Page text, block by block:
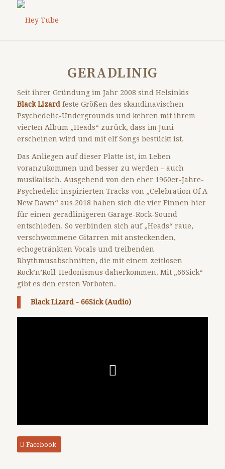
GERADLINIG
Seit ihrer Gründung im Jahr 2008 sind Helsinkis
Black Lizardfeste Größen des skandinavischen
Psychedelic-Undergrounds und kehren mit ihrem
vierten Album „Heads“ zurück, dass im Juni
erscheinen wird und mit elf Songs bestückt ist.
Das Anliegen auf dieser Platte ist, im Leben
voranzukommen und besser zu werden – auch
musikalisch. Ausgehend von den eher 1960er-Jahre-
Psychedelic inspirierten Tracks von „Celebration Of A
New Dawn“ aus 2018 haben sich die vier Finnen hier
für einen geradlinigeren Garage-Rock-Sound
entschieden. So verbinden sich auf „Heads“ raue,
verschwommene Gitarren mit ansteckenden,
echogetränkten Vocals und treibenden
Rhythmusabschnitten, die mit einem zeitlosen
Rock’n’Roll-Hedonismus daherkommen. Mit „66Sick“
gibt es den ersten Vorboten.
Black Lizard - 66Sick (Audio)
Facebook